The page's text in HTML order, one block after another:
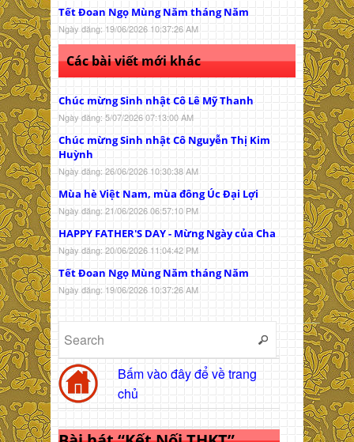
Tết Đoan Ngọ Mùng Năm tháng Năm
Ngày đăng: 19/06/2026 10:37:26 AM
Các bài viết mới khác
Chúc mừng Sinh nhật Cô Lê Mỹ Thanh
Ngày đăng: 5/07/2026 07:13:00 AM
Chúc mừng Sinh nhật Cô Nguyễn Thị Kim
Huỳnh
Ngày đăng: 26/06/2026 10:30:38 AM
Mùa hè Việt Nam, mùa đông Úc Đại Lợi
Ngày đăng: 21/06/2026 06:57:10 PM
HAPPY FATHER'S DAY - Mừng Ngày của Cha
Ngày đăng: 20/06/2026 11:04:42 PM
Tết Đoan Ngọ Mùng Năm tháng Năm
Ngày đăng: 19/06/2026 10:37:26 AM
Bấm vào đây để về trang
chủ